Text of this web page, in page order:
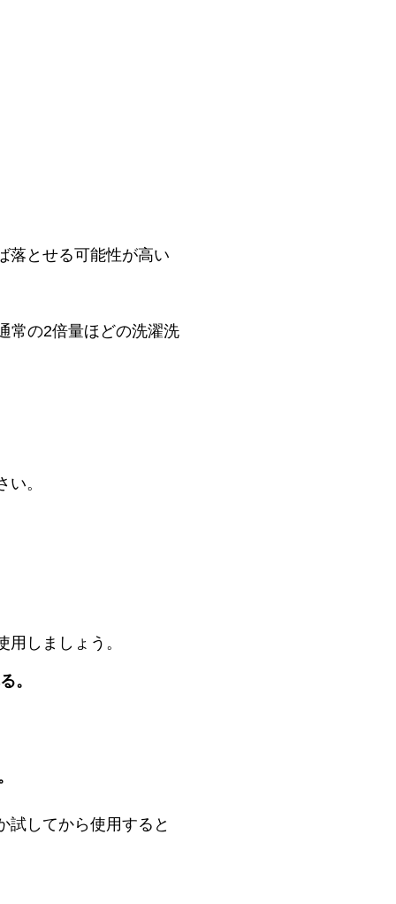
落とせる可能性が高い
常の2倍量ほどの洗濯洗
。
しましょう。
。
試してから使用すると